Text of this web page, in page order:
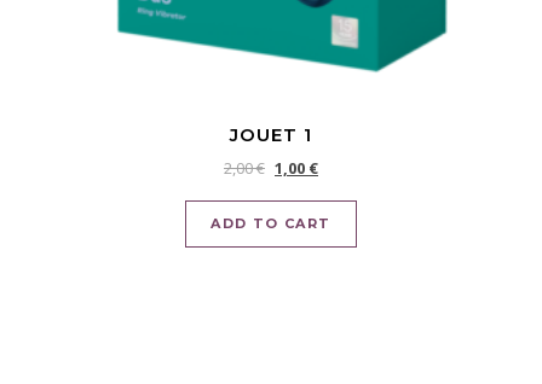
JOUET 1
2,00€ 1,00 €
ADD TO CART